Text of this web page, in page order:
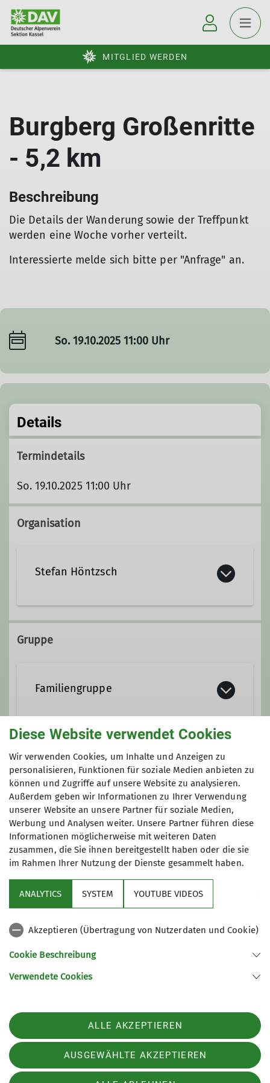
MITGLIED WERDEN
Burgberg Großenritte
- 5,2 km
Beschreibung
Die Details der Wanderung sowie der Treffpunkt
werden eine Woche vorher verteilt.
Interessierte melde sich bitte per "Anfrage" an.
So. 19.10.2025 11:00 Uhr
Details
Termindetails
So. 19.10.2025 11:00 Uhr
Organisation
Stefan Höntzsch
Ämter
Gruppe
Familiengruppe
Die Familienwandergruppe der DAV
Sektion Kassel trifft sich einmal im
Monat für eine kindgerechte, ca. 4-6
km lange Wanderung im Kasseler
Umland.
Kontakt aufnehmen
Details
Anmeldung
Anfrage senden
Sektion
Gruppen im Fokus
34131 Kassel
Telefon +49561104046
Diese Website verwendet Cookies
Wir verwenden Cookies, um Inhalte und Anzeigen zu
personalisieren, Funktionen für soziale Medien anbieten zu
können und Zugriffe auf unsere Website zu analysieren.
Außerdem geben wir Informationen zu Ihrer Verwendung
unserer Website an unsere Partner für soziale Medien,
Werbung und Analysen weiter. Unsere Partner führen diese
Informationen möglicherweise mit weiteren Daten
zusammen, die Sie ihnen bereitgestellt haben oder die sie
im Rahmen Ihrer Nutzung der Dienste gesammelt haben.
ANALYTICS SYSTEM YOUTUBE VIDEOS
Akzeptieren (Übertragung von Nutzerdaten und Cookie)
Cookie Beschreibung
Verwendete Cookies
ALLE AKZEPTIEREN
AUSGEWÄHLTE AKZEPTIEREN